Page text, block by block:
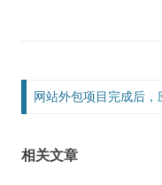
文章导航
相关文章